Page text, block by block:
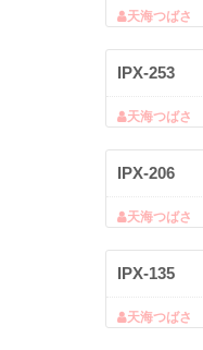
天海つばさ
IPX-253
天海つばさ
IPX-206
天海つばさ
IPX-135
天海つばさ